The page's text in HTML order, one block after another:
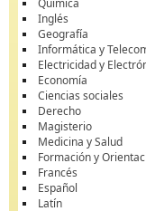
Química
Inglés
Geografía
Informática y
Electricidad y
Economía
Ciencias sociales
Derecho
Magisterio
Medicina y Salud
Formación y
Francés
Español
Latín